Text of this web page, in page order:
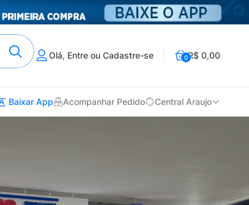
Olá, Entre ou Cadastre-se 0R$ 0,00
Baixar App Acompanhar Pedido Central Araujo